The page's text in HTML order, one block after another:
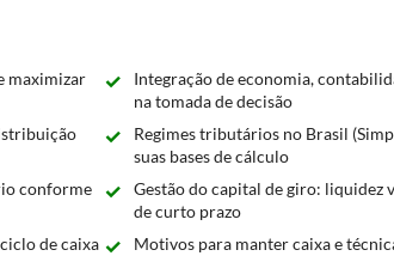
maximizar
Integração de economia,
na tomada de decisão
Regimes tributários no Brasil
suas bases de cálculo
conforme
Gestão do capital de giro: liquidez
de curto prazo
de caixa
Motivos para manter caixa e